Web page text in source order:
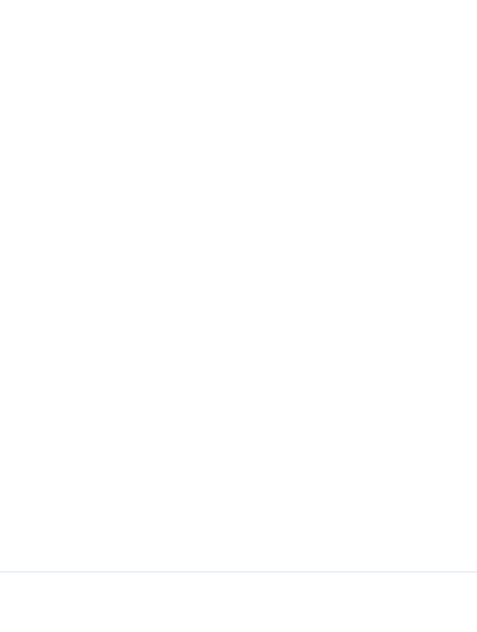
optimale
Sonnenmanagement
Wohnkomfort
Balkon befindet sich im
und einem
EUR und für